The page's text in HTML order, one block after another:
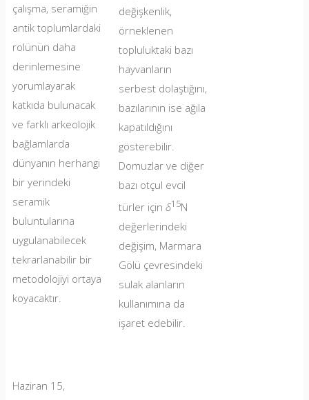
çalışma, seramiğin
antik toplumlardaki
rolünün daha
derinlemesine
yorumlayarak
katkıda bulunacak
ve farklı arkeolojik
bağlamlarda
dünyanın herhangi
bir yerindeki
seramik
buluntularına
uygulanabilecek
tekrarlanabilir bir
metodolojiyi ortaya
koyacaktır.
değişkenlik,
örneklenen
topluluktaki bazı
hayvanların
serbest dolaştığını,
bazılarının ise ağıla
kapatıldığını
gösterebilir.
Domuzlar ve diğer
bazı otçul evcil
türler için δ15N
değerlerindeki
değişim, Marmara
Gölü çevresindeki
sulak alanların
kullanımına da
işaret edebilir.
Haziran 15,